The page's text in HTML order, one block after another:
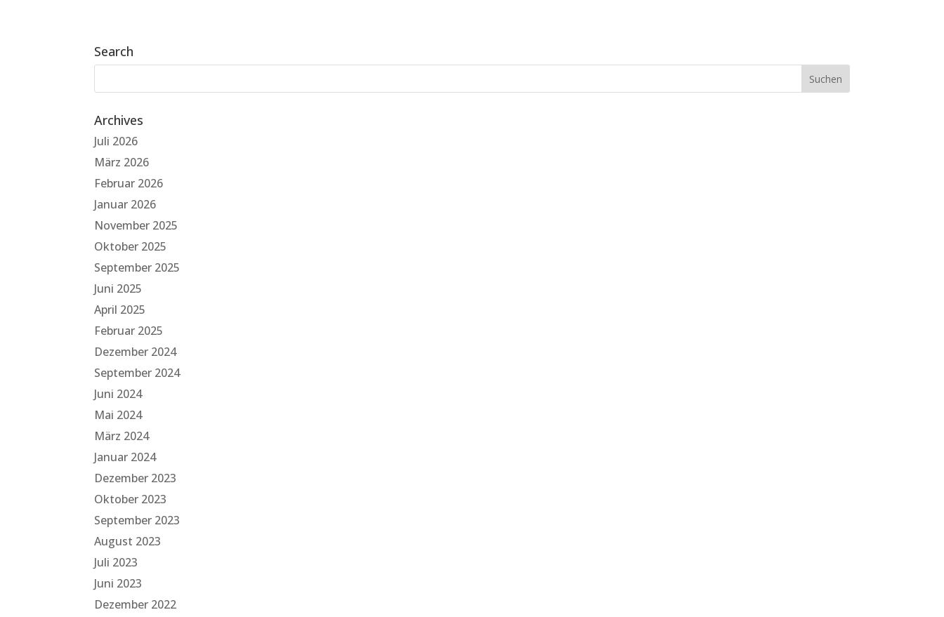
Search
Archives
Juli 2026
März 2026
Februar 2026
Januar 2026
November 2025
Oktober 2025
September 2025
Juni 2025
April 2025
Februar 2025
Dezember 2024
September 2024
Juni 2024
Mai 2024
März 2024
Januar 2024
Dezember 2023
Oktober 2023
September 2023
August 2023
Juli 2023
Juni 2023
Dezember 2022